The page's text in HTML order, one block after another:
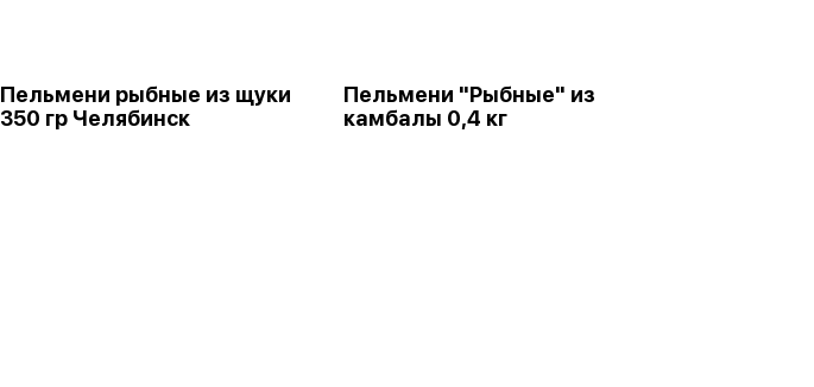
Пельмени рыбные из щуки
350 гр Челябинск
Пельмени "Рыбные" из
камбалы 0,4 кг